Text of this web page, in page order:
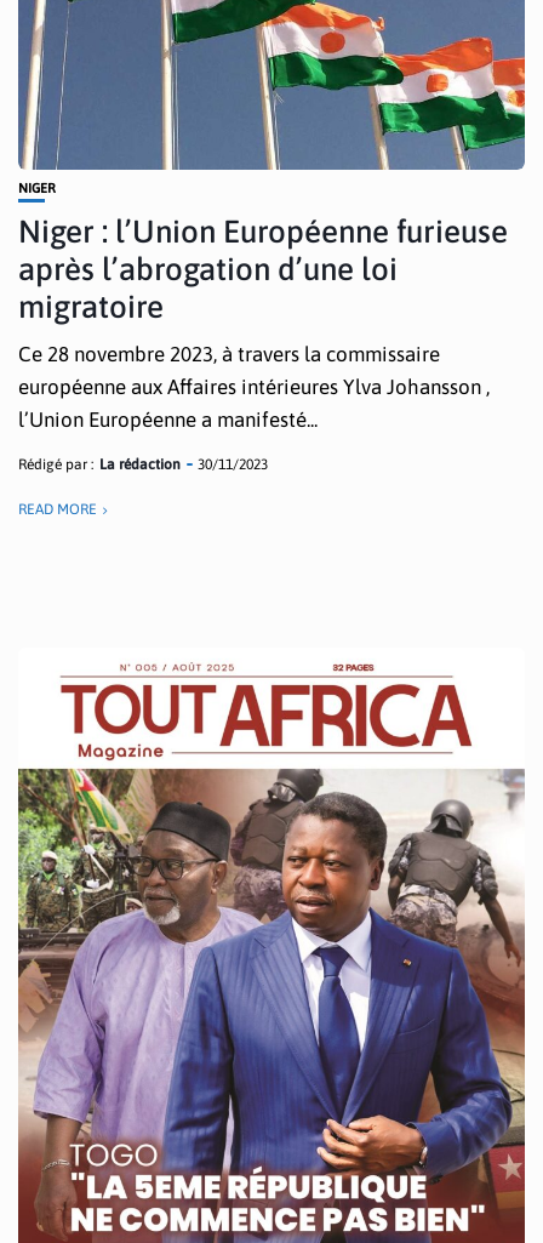
NIGER
Niger : l’Union Européenne furieuse
après l’abrogation d’une loi
migratoire
Ce 28 novembre 2023, à travers la commissaire
européenne aux Affaires intérieures Ylva Johansson ,
l’Union Européenne a manifesté...
Rédigé par : La rédaction 30/11/2023
READ MORE